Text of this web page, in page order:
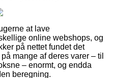
at lave
online webshops, og
på nettet fundet det
mange af deres varer – til
– enormt, og endda
beregning.